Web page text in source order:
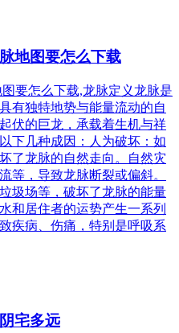
地图要怎么下载
要怎么下载,龙脉定义龙脉是
有独特地势与能量流动的自
伏的巨龙，承载着生机与祥
下几种成因：人为破坏：如
了龙脉的自然走向。自然灾
等，导致龙脉断裂或偏斜。
圾场等，破坏了龙脉的能量
和居住者的运势产生一系列
疾病、伤痛，特别是呼吸系
宅多远